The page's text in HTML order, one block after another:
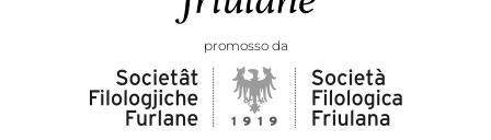
promosso da